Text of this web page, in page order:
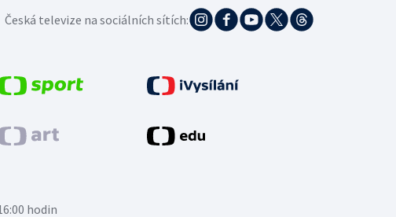
hodin
Česká televize na sociálních sítích: